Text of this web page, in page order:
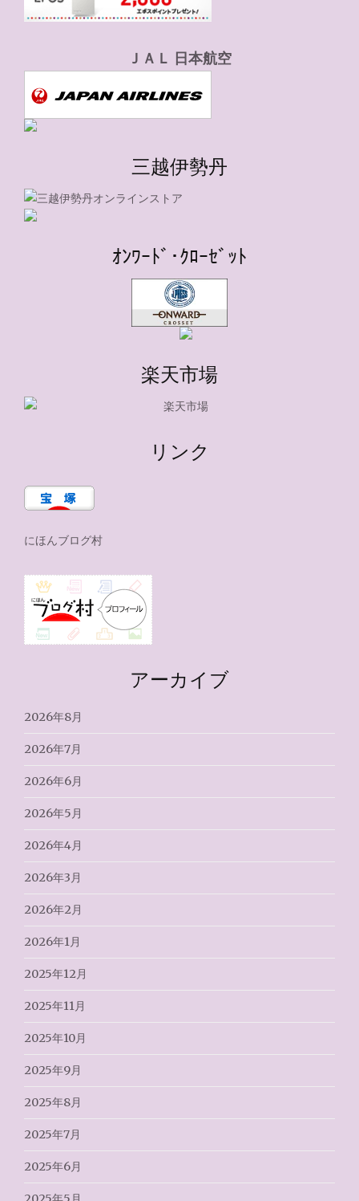
ＪＡＬ 日本航空
三越伊勢丹
ｵﾝﾜｰﾄﾞ･ｸﾛｰｾﾞｯﾄ
楽天市場
リンク
にほんブログ村
アーカイブ
2026年8月
2026年7月
2026年6月
2026年5月
2026年4月
2026年3月
2026年2月
2026年1月
2025年12月
2025年11月
2025年10月
2025年9月
2025年8月
2025年7月
2025年6月